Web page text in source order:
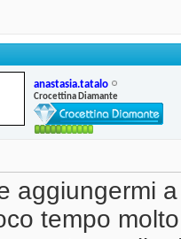
anastasia.tatalo
Crocettina Diamante
aggiungermi
tempo